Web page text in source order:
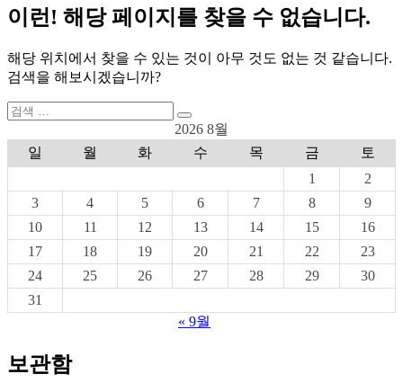
이런! 해당 페이지를 찾을 수 없습니다.
해당 위치에서 찾을 수 있는 것이 아무 것도 없는 것 같습니다.
검색을 해보시겠습니까?
검
검
색
2026 8월
일
월 화 수 목 금
토
1
2
3
4 5 6 7 8
9
10
11 12 13 14 15
16
17
18 19 20 21 22
23
24
25 26 27 28 29
30
31
« 9월
보관함